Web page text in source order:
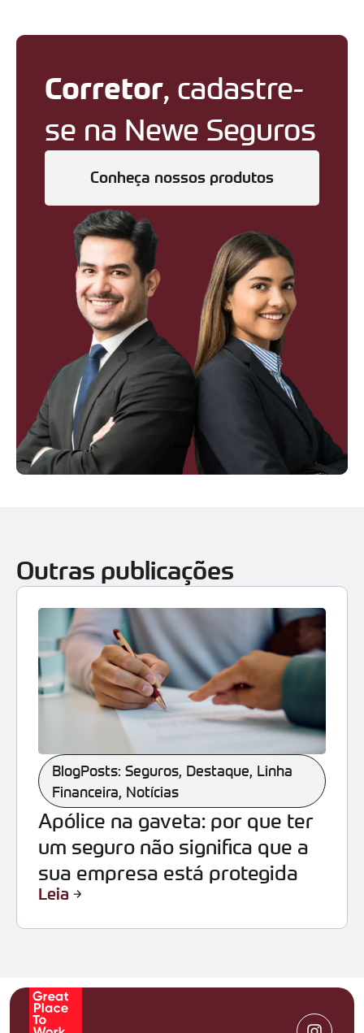
Corretor, cadastre-
se na Newe Seguros
Conheça nossos produtos
Outras publicações
BlogPosts: Seguros, Destaque, Linha
Financeira, Notícias
Apólice na gaveta: por que ter
um seguro não significa que a
sua empresa está protegida
Leia